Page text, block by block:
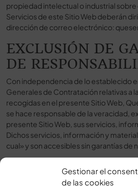
Gestionar el
de las cookies
propiedad intelectual o industrial sobre
Servicios de este Sitio Web deberán
dirección de correo electrónico:
EXCLUSIÓN DE
DE
Con independencia de lo establecido
Generales de Contratación relativas a
recogidas en el presente Sitio Web,
se hace responsable de la veracidad,
presente Sitio Web, sus servicios,
Dichos servicios, información y
cual» y son accesibles sin garantías de
acceso al Sitio Web, así como la